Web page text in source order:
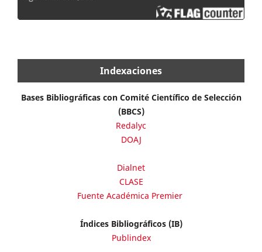
Indexaciones
Bases Bibliográficas con Comité Científico de Selección
(BBCS)
Redalyc
DOAJ
Dialnet
CLASE
Fuente Académica Premier
Índices Bibliográficos (IB)
Publindex